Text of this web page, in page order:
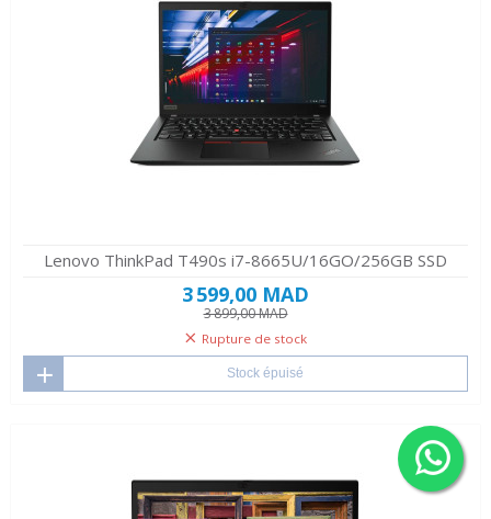
Lenovo ThinkPad T490s i7-8665U/16GO/256GB SSD
3 599,00 MAD
3 899,00 MAD
Rupture de stock
Stock épuisé